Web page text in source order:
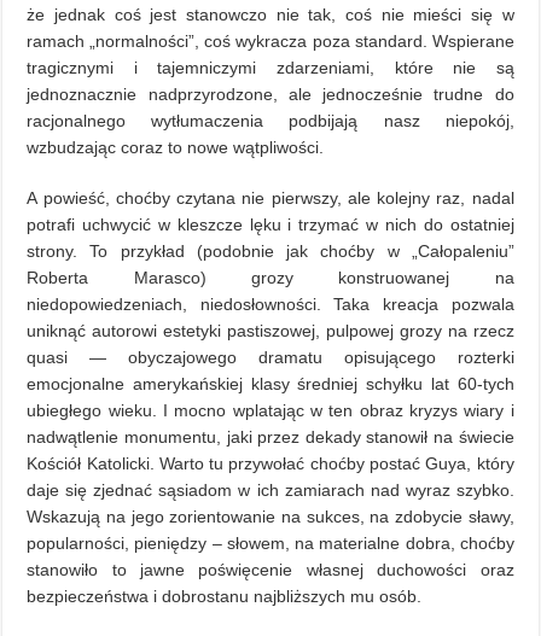
że jednak coś jest stanowczo nie tak, coś nie mieści się w
ramach „normalności”, coś wykracza poza standard. Wspierane
tragicznymi i tajemniczymi zdarzeniami, które nie są
jednoznacznie nadprzyrodzone, ale jednocześnie trudne do
racjonalnego wytłumaczenia podbijają nasz niepokój,
wzbudzając coraz to nowe wątpliwości.
A powieść, choćby czytana nie pierwszy, ale kolejny raz, nadal
potrafi uchwycić w kleszcze lęku i trzymać w nich do ostatniej
strony. To przykład (podobnie jak choćby w „Całopaleniu”
Roberta Marasco) grozy konstruowanej na
niedopowiedzeniach, niedosłowności. Taka kreacja pozwala
uniknąć autorowi estetyki pastiszowej, pulpowej grozy na rzecz
quasi — obyczajowego dramatu opisującego rozterki
emocjonalne amerykańskiej klasy średniej schyłku lat 60-tych
ubiegłego wieku. I mocno wplatając w ten obraz kryzys wiary i
nadwątlenie monumentu, jaki przez dekady stanowił na świecie
Kościół Katolicki. Warto tu przywołać choćby postać Guya, który
daje się zjednać sąsiadom w ich zamiarach nad wyraz szybko.
Wskazują na jego zorientowanie na sukces, na zdobycie sławy,
popularności, pieniędzy – słowem, na materialne dobra, choćby
stanowiło to jawne poświęcenie własnej duchowości oraz
bezpieczeństwa i dobrostanu najbliższych mu osób.